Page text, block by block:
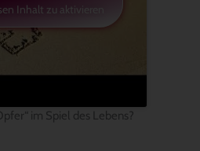
Inhalt zu aktivieren
im Spiel des Lebens?